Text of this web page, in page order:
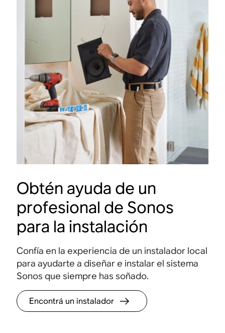
Obtén ayuda de un
profesional de Sonos
para la instalación
Confía en la experiencia de un instalador local
para ayudarte a diseñar e instalar el sistema
Sonos que siempre has soñado.
Encontrá un instalador